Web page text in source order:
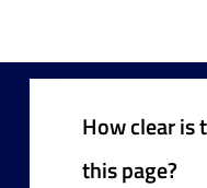
How clear is
this page?